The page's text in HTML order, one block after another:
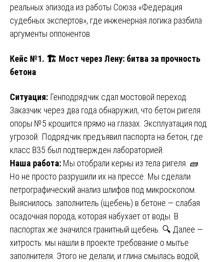
реальных эпизода из работы Союза «Федерация
судебных экспертов», где инженерная логика разбила
аргументы оппонентов.
Кейс №1. 🏗️ Мост через Лену: битва за прочность
бетона
Ситуация: Генподрядчик сдал мостовой переход.
Заказчик через два года обнаружил, что бетон ригеля
опоры №5 крошится прямо на глазах. Эксплуатация под
угрозой. Подрядчик предъявил паспорта на бетон, где
класс B35 был подтвержден лабораторией.
Наша работа: Мы отобрали керны из тела ригеля. 🧱
Но не просто разрушили их на прессе. Мы сделали
петрографический анализ шлифов под микроскопом.
Выяснилось: заполнитель (щебень) в бетоне — слабая
осадочная порода, которая набухает от воды. В
паспортах же значился гранитный щебень. 🔍 Далее —
хитрость: мы нашли в проекте требование о мытье
заполнителя. Этого не делали, и глина смылась водой,